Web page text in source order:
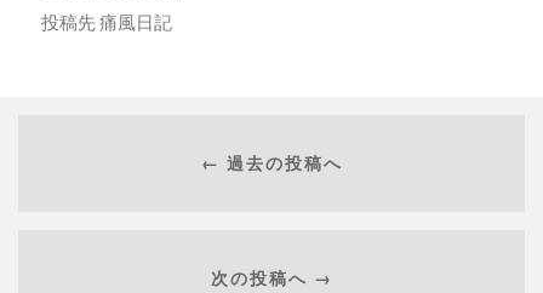
投稿先痛風日記
← 過去の投稿へ
次の投稿へ →